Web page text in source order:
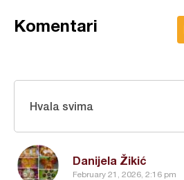
Komentari
Danijela Žikić
February 21, 2026, 2:16 pm
Hvala svima